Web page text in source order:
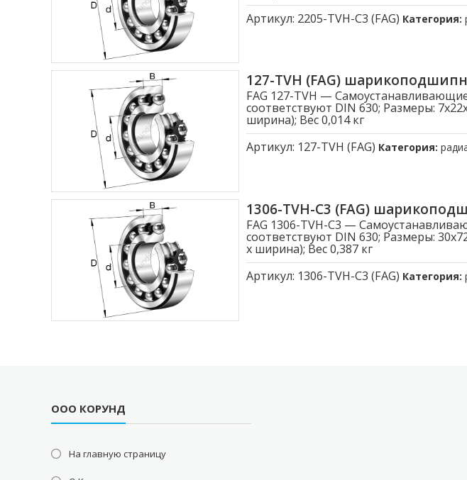
Артикул: 2205-TVH-C3 (FAG) Категория:
127-TVH (FAG)
FAG 127-TVH —
соответствуют DIN 630; Размеры:
ширина); Вес 0,014 кг
Артикул: 127-TVH (FAG) Категория:
1306-TVH-C3 (FAG)
FAG 1306-TVH-C3 —
соответствуют DIN 630; Размеры:
x ширина); Вес 0,387 кг
Артикул: 1306-TVH-C3 (FAG) Категория:
ООО КОРУНД
На главную страницу